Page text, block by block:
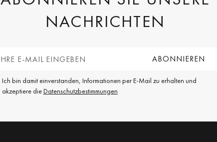
NACHRICHTEN
Ich bin damit einverstanden, Informationen per E-Mail zu erhalten und
akzeptiere dieDatenschutzbestimmungen